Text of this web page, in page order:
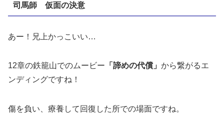
司馬師 仮面の決意
あー！兄上かっこいい…
12章の鉄籠山でのムービー 「諦めの代償」 から繋がるエ
ンディングですね！
傷を負い、療養して回復した所での場面ですね。